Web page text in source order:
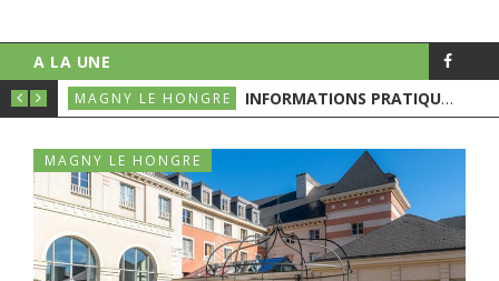
A LA UNE
MAGNY LE HONGRE INFORMATIONS PRATIQUES POUR LE 1ER TOURS DES ÉLECTIONS MUNICIPALES
MAGNY LE HONGRE